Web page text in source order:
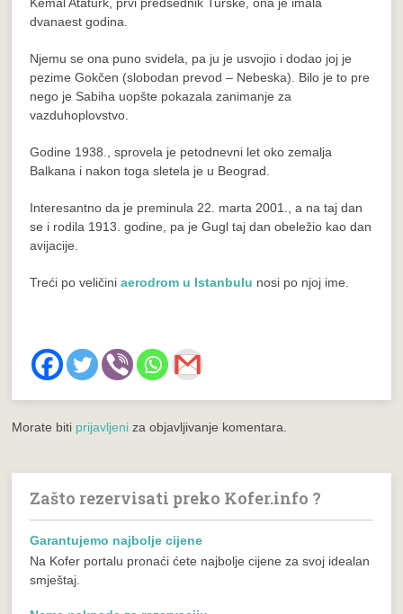
dvanaest godina.
Njemu se ona puno svidela, pa ju je usvojio i dodao joj je
pezime Gokčen (slobodan prevod – Nebeska). Bilo je to pre
nego je Sabiha uopšte pokazala zanimanje za
vazduhoplovstvo.
Godine 1938., sprovela je petodnevni let oko zemalja
Balkana i nakon toga sletela je u Beograd.
Interesantno da je preminula 22. marta 2001., a na taj dan
se i rodila 1913. godine, pa je Gugl taj dan obeležio kao dan
avijacije.
Treći po veličiniaerodrom u Istanbulu nosi po njoj ime.
Morate biti prijavljeni za objavljivanje komentara.
Zašto rezervisati preko Kofer.info ?
Garantujemo najbolje cijene
Na Kofer portalu pronaći ćete najbolje cijene za svoj idealan
smještaj.